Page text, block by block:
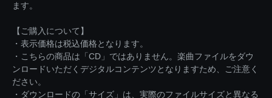
ます。
【ご購入について】
・表示価格は税込価格となります。
・こちらの商品は「CD」ではありません。楽曲ファイルをダウ
ンロードいただくデジタルコンテンツとなりますため、ご注意く
ださい。
・ダウンロードの「サイズ」は、実際のファイルサイズと異なる